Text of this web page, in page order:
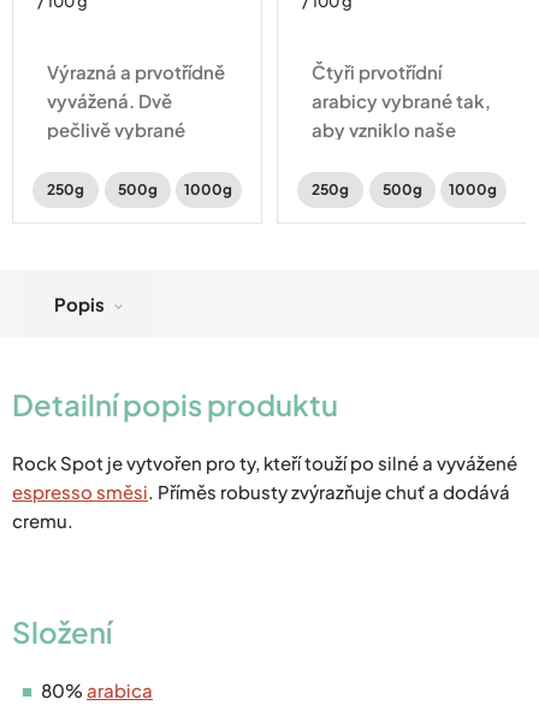
Výrazná a prvotřídně
vyvážená. Dvě
pečlivě vybrané
ukrývají čokoládové
a mandlové tóny
250g 500g 1000g
Čtyři prvotřídní
arabicy vybrané tak,
aby vzniklo naše
espresso. V lehce
sladké chuti ucítíte
250g 500g 1000g
Popis
Detailní popis produktu
Rock Spot je vytvořen pro ty, kteří touží po silné a vyvážené
espresso směsi . Příměs robusty zvýrazňuje chuť a dodává
cremu.
Složení
80% arabica